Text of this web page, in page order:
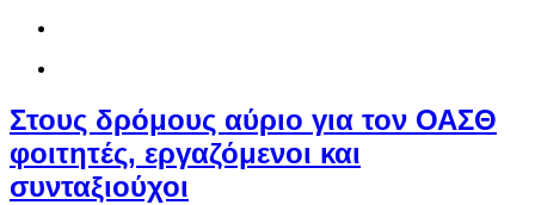
Στους δρόμους αύριο για τον ΟΑΣΘ
φοιτητές, εργαζόμενοι και
συνταξιούχοι